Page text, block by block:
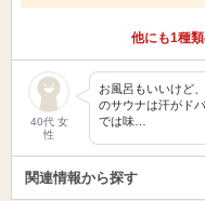
他にも1種
40代 女
性
お風呂もいいけど
のサウナは汗がド
では味…
関連情報から探す